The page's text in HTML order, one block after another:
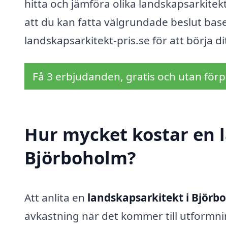
hitta och jämföra olika
att du kan fatta välgrundade beslut
landskapsarkitekt-pris.se för att börja
Få 3 erbjudanden, gratis och utan
Hur mycket kostar en
Björboholm?
Att anlita en landskapsarkitekt i
avkastning när det kommer till